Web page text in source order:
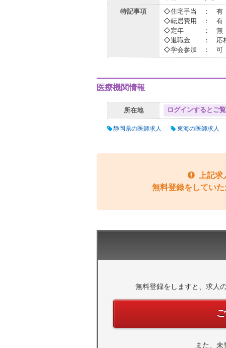
特記事項
◇住宅手当 ： 有（
◇転居費用 ： 有
◇定年 ： 無（ 労
◇退職金 ： 応相
◇学会参加 ： 可
医療機関情報
所在地 ログインするとご
静岡県の医師求人 東海の医師求人
上記求
無料登録をしてい
無料登録をしますと、求人
また、未